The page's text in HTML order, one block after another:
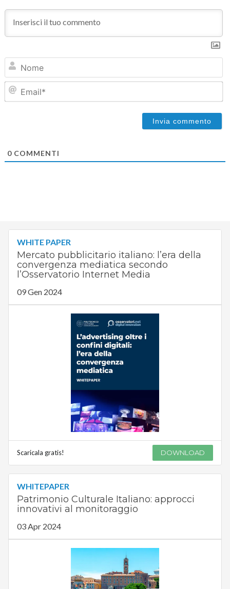
0COMMENTI
WHITE PAPER
Mercato pubblicitario italiano: l’era della
convergenza mediatica secondo
l’Osservatorio Internet Media
09 Gen 2024
Scaricala gratis! DOWNLOAD
WHITEPAPER
Patrimonio Culturale Italiano: approcci
innovativi al monitoraggio
03 Apr 2024